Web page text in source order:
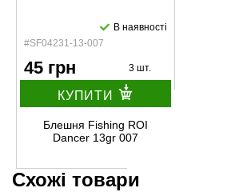
#SF04231-13-007
В наявності
45 грн 3 шт.
КУПИТИ
Блешня Fishing ROI
Dancer 13gr 007
Схожі товари